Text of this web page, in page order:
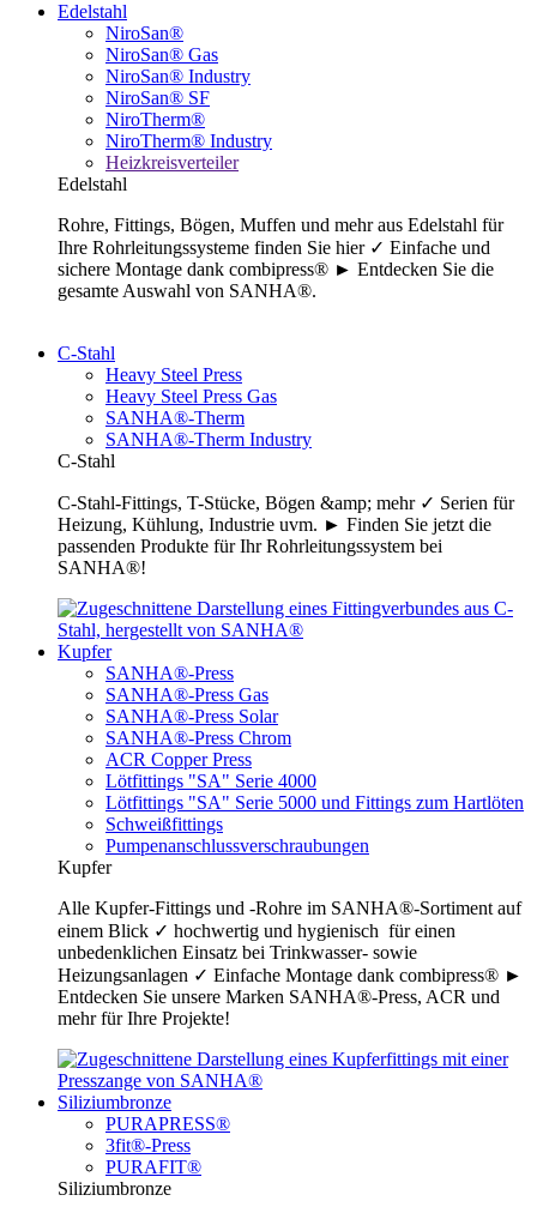
Edelstahl
NiroSan®
NiroSan® Gas
NiroSan® Industry
NiroSan® SF
NiroTherm®
NiroTherm® Industry
Heizkreisverteiler
Edelstahl
Rohre, Fittings, Bögen, Muffen und mehr aus Edelstahl für
Ihre Rohrleitungssysteme finden Sie hier ✓ Einfache und
sichere Montage dank combipress® ► Entdecken Sie die
gesamte Auswahl von SANHA®.
C-Stahl
Heavy Steel Press
Heavy Steel Press Gas
SANHA®-Therm
SANHA®-Therm Industry
C-Stahl
C-Stahl-Fittings, T-Stücke, Bögen &amp; mehr ✓ Serien für
Heizung, Kühlung, Industrie uvm. ► Finden Sie jetzt die
passenden Produkte für Ihr Rohrleitungssystem bei
SANHA®!
Kupfer
SANHA®-Press
SANHA®-Press Gas
SANHA®-Press Solar
SANHA®-Press Chrom
ACR Copper Press
Lötfittings "SA" Serie 4000
Lötfittings "SA" Serie 5000 und Fittings zum Hartlöten
Schweißfittings
Pumpenanschlussverschraubungen
Kupfer
Alle Kupfer-Fittings und -Rohre im SANHA®-Sortiment auf
einem Blick ✓ hochwertig und hygienisch für einen
unbedenklichen Einsatz bei Trinkwasser- sowie
Heizungsanlagen ✓ Einfache Montage dank combipress® ►
Entdecken Sie unsere Marken SANHA®-Press, ACR und
mehr für Ihre Projekte!
Siliziumbronze
PURAPRESS®
3fit®-Press
PURAFIT®
Siliziumbronze